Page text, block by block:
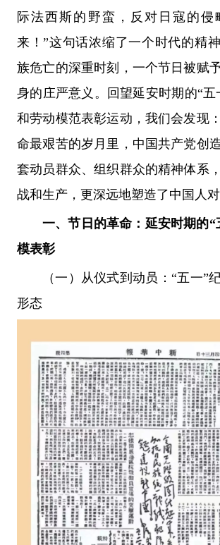
际法西斯的野蛮，反对日寇的侵
来！”这句话浓缩了一个时代的精
族危亡的深重时刻，一个节日被赋
身的庄严意义。回望延安时期的“五
和劳动模范表彰运动，我们会发现
命最艰苦的岁月里，中国共产党创
套动员群众、组织群众的精神体系
战和生产，更深远地塑造了中国人对
一、节日的革命：延安时期的“
模表彰
（一）从仪式到动员：“五一”
形态